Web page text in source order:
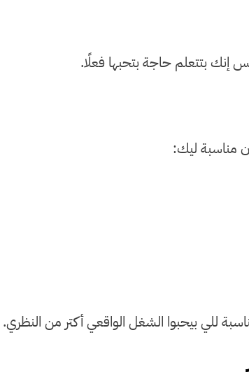
إنك بتتعلم حاجة بتحبها فعلًا.
مناسبة ليك:
للي بيحبوا الشغل الواقعي أكتر من النظري.